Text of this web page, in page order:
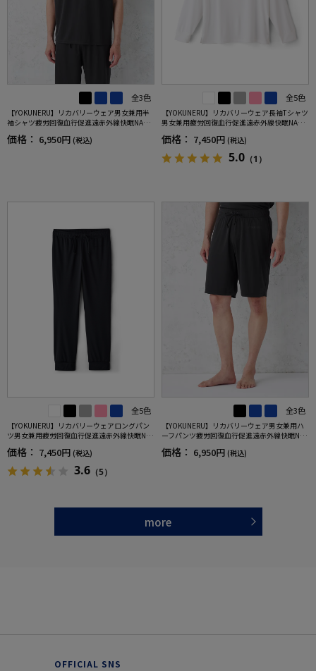
全3色
【YOKUNERU】リカバリーウェア男女兼用半
袖シャツ疲労回復血行促進遠赤外線快眠NANO
MIX(R)【一般医療機器】SS～LLサイズ
価格： 6,950円 (税込)
全5色
【YOKUNERU】リカバリーウェア長袖Tシャツ
男女兼用疲労回復血行促進遠赤外線快眠NANO
MIX(R)【一般医療機器】SS～LLサイズ
価格： 7,450円 (税込)
5.0 （1）
全5色
【YOKUNERU】リカバリーウェアロングパン
ツ男女兼用疲労回復血行促進遠赤外線快眠NA
NOMIX(R)【一般医療機器】SS～LLサイズ
価格： 7,450円 (税込)
3.6 （5）
全3色
【YOKUNERU】リカバリーウェア男女兼用ハ
ーフパンツ疲労回復血行促進遠赤外線快眠NA
NOMIX(R)【一般医療機器】SS～LLサイズ
価格： 6,950円 (税込)
more
OFFICIAL SNS